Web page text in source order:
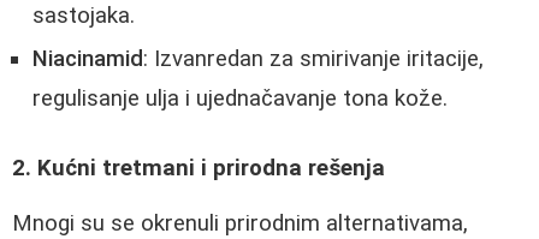
sastojaka.
Niacinamid: Izvanredan za smirivanje iritacije,
regulisanje ulja i ujednačavanje tona kože.
2. Kućni tretmani i prirodna rešenja
Mnogi su se okrenuli prirodnim alternativama,